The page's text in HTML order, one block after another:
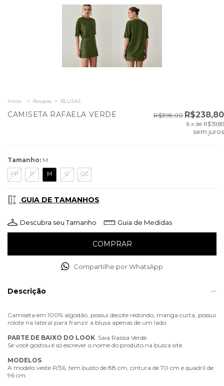
Início > Roupas > BLUSAS
CAMISETA RAFAELA VERDE R$398,00 R$238,80
6 x de R$39,80
sem juros
Tamanho: M
PP P M G GG
GUIA DE TAMANHOS
Descubra seu Tamanho Guia de Medidas
Compartilhe por WhatsApp
Descrição
Camiseta em 100% algodão, possui decote redondo, manga curta, possui
rolote na lateral para franzir a blusa apenas de um lado.
PARTE DE BAIXO DO LOOK: Saia Raissa Verde.
Se você gostou é só escrever o nome do produto na busca site.
MODELOS
A modelo veste P/36, tem busto de 88 cm, cintura de 70 cm e quadril de
96 cm.